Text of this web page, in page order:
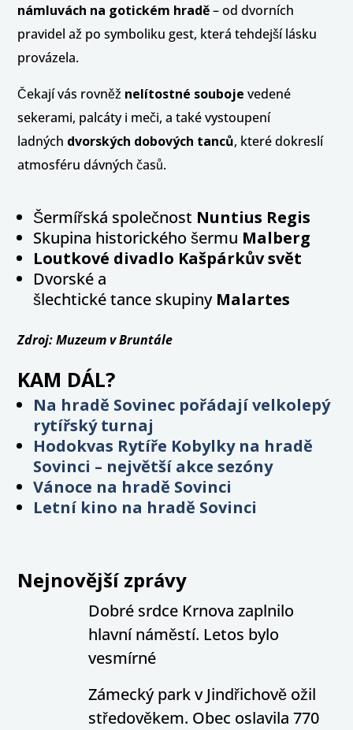
námluvách na gotickém hradě– od dvorních
pravidel až po symboliku gest, která tehdejší lásku
provázela.
Čekají vás rovněž nelítostné souboje vedené
sekerami, palcáty i meči, a také vystoupení
ladných dvorských dobových tanců, které dokreslí
atmosféru dávných časů.
Šermířská společnost Nuntius Regis
Skupina historického šermu Malberg
Loutkové divadlo Kašpárkův svět
Dvorské a
šlechtické tance skupiny Malartes
Zdroj: Muzeum v Bruntále
KAM DÁL?
Na hradě Sovinec pořádají velkolepý
rytířský turnaj
Hodokvas Rytíře Kobylky na hradě
Sovinci – největší akce sezóny
Vánoce na hradě Sovinci
Letní kino na hradě Sovinci
Nejnovější zprávy
Dobré srdce Krnova zaplnilo
hlavní náměstí. Letos bylo
vesmírné
Zámecký park v Jindřichově ožil
středověkem. Obec oslavila 770